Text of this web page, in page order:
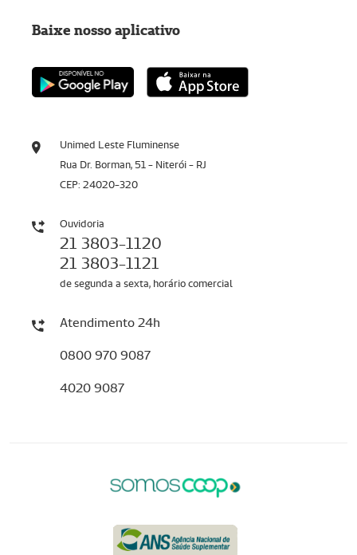
Unimed Leste Fluminense
Rua Dr. Borman, 51 - Niterói - RJ
CEP: 24020-320
Ouvidoria
21 3803-1120
21 3803-1121
de segunda a sexta, horário comercial
Atendimento 24h
0800 970 9087
4020 9087
Baixe nosso aplicativo